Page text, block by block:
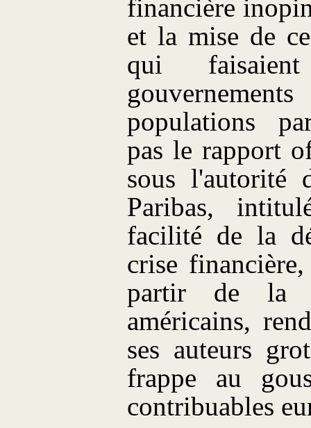
financière
et la mise de
qui
populations
pas le rapport
sous l'autorité
Paribas,
facilité de la
crise
partir de la
américains,
ses auteurs
frappe au
contribuables